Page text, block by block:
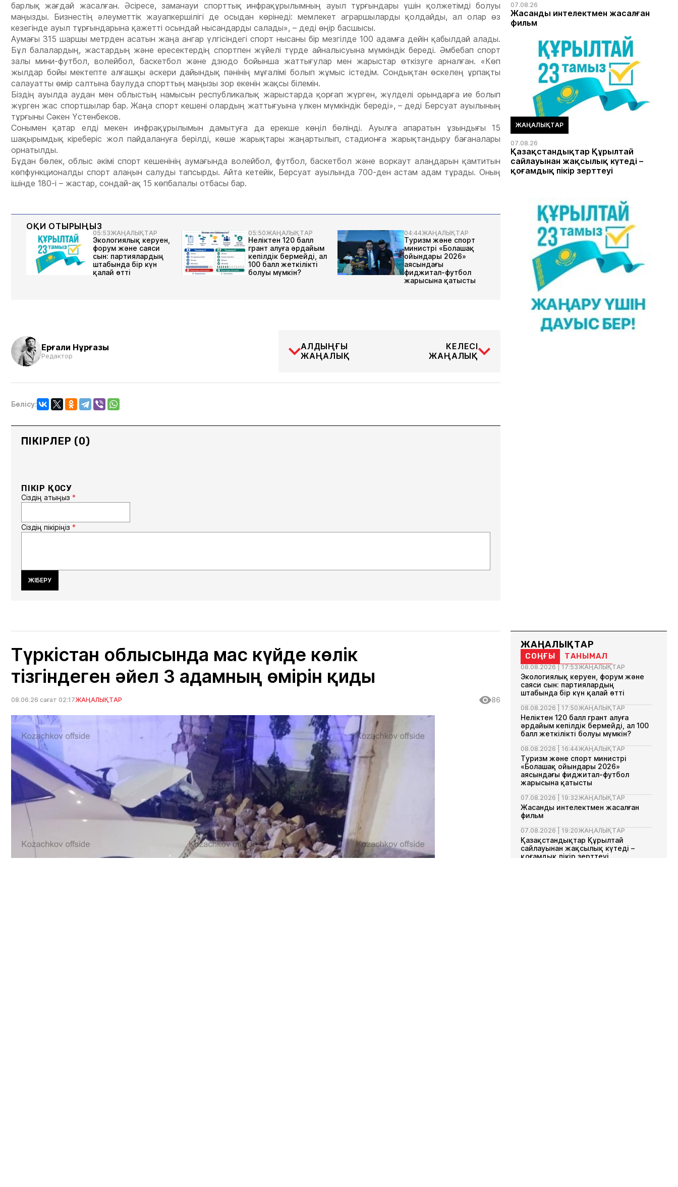
барлық жағдай жасалған. Әсіресе, заманауи спорттық инфрақұрылымның ауыл тұрғындары үшін қолжетімді болуы
маңызды. Бизнестің әлеуметтік жауапкершілігі де осыдан көрінеді: мемлекет аграршыларды қолдайды, ал олар өз
кезегінде ауыл тұрғындарына қажетті осындай нысандарды салады», – деді өңір басшысы.
Аумағы 315 шаршы метрден асатын жаңа ангар үлгісіндегі спорт нысаны бір мезгілде 100 адамға дейін қабылдай алады.
Бұл балалардың, жастардың және ересектердің спортпен жүйелі түрде айналысуына мүмкіндік береді. Әмбебап спорт
залы мини-футбол, волейбол, баскетбол және дзюдо бойынша жаттығулар мен жарыстар өткізуге арналған. «Көп
жылдар бойы мектепте алғашқы әскери дайындық пәнінің мұғалімі болып жұмыс істедім. Сондықтан өскелең ұрпақты
салауатты өмір салтына баулуда спорттың маңызы зор екенін жақсы білемін.
Біздің ауылда аудан мен облыстың намысын республикалық жарыстарда қорғап жүрген, жүлделі орындарға ие болып
жүрген жас спортшылар бар. Жаңа спорт кешені олардың жаттығуына үлкен мүмкіндік береді», – деді Берсуат ауылының
тұрғыны Сәкен Үстенбеков.
Сонымен қатар елді мекен инфрақұрылымын дамытуға да ерекше көңіл бөлінді. Ауылға апаратын ұзындығы 15
шақырымдық кіреберіс жол пайдалануға берілді, көше жарықтары жаңартылып, стадионға жарықтандыру бағаналары
орнатылды.
Бұдан бөлек, облыс әкімі спорт кешенінің аумағында волейбол, футбол, баскетбол және воркаут алаңдарын қамтитын
көпфункционалды спорт алаңын салуды тапсырды. Айта кетейік, Берсуат ауылында 700-ден астам адам тұрады. Оның
ішінде 180-і – жастар, сондай-ақ 15 көпбалалы отбасы бар.
ОҚИ ОТЫРЫҢЫЗ
05:53ЖАҢАЛЫҚТАР
Экологиялық керуен,
форум және саяси
сын: партиялардың
штабында бір күн
қалай өтті
05:50ЖАҢАЛЫҚТАР
Неліктен 120 балл
грант алуға әрдайым
кепілдік бермейді, ал
100 балл жеткілікті
болуы мүмкін?
04:44ЖАҢАЛЫҚТАР
Туризм және спорт
министрі «Болашақ
ойындары 2026»
аясындағы
фиджитал-футбол
жарысына қатысты
Ерғали Нұрғазы
Редактор
АЛДЫҢҒЫ
ЖАҢАЛЫҚ
КЕЛЕСІ
ЖАҢАЛЫҚ
Бөлісу:
ПІКІРЛЕР (0)
ПІКІР ҚОСУ
Сіздің атыңыз *
Сіздің пікіріңіз *
ЖІБЕРУ
07.08.26
Жасанды интелектмен жасалған
фильм
ЖАҢАЛЫҚТАР
07.08.26
Қазақстандықтар Құрылтай
сайлауынан жақсылық күтеді –
қоғамдық пікір зерттеуі
Түркістан облысында мас күйде көлік
тізгіндеген әйел 3 адамның өмірін қиды
08.06.26 сағат 02:17ЖАҢАЛЫҚТАР 86
ЖАҢАЛЫҚТАР
СОҢҒЫ ТАНЫМАЛ
08.08.2026 | 17:53ЖАҢАЛЫҚТАР
Экологиялық керуен, форум және
саяси сын: партиялардың
штабында бір күн қалай өтті
08.08.2026 | 17:50ЖАҢАЛЫҚТАР
Неліктен 120 балл грант алуға
әрдайым кепілдік бермейді, ал 100
балл жеткілікті болуы мүмкін?
08.08.2026 | 16:44ЖАҢАЛЫҚТАР
Туризм және спорт министрі
«Болашақ ойындары 2026»
аясындағы фиджитал-футбол
жарысына қатысты
07.08.2026 | 19:32ЖАҢАЛЫҚТАР
Жасанды интелектмен жасалған
фильм
07.08.2026 | 19:20ЖАҢАЛЫҚТАР
Қазақстандықтар Құрылтай
сайлауынан жақсылық күтеді –
қоғамдық пікір зерттеуі